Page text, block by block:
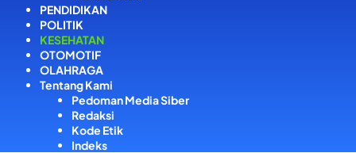
PENDIDIKAN
POLITIK
KESEHATAN
OTOMOTIF
OLAHRAGA
Tentang Kami
Pedoman Media Siber
Redaksi
Kode Etik
Indeks